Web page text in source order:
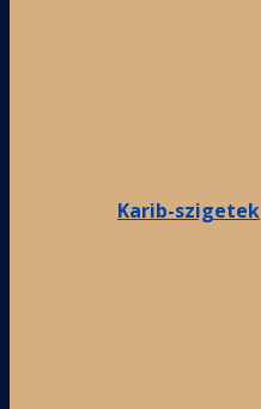
Karib-szigetek